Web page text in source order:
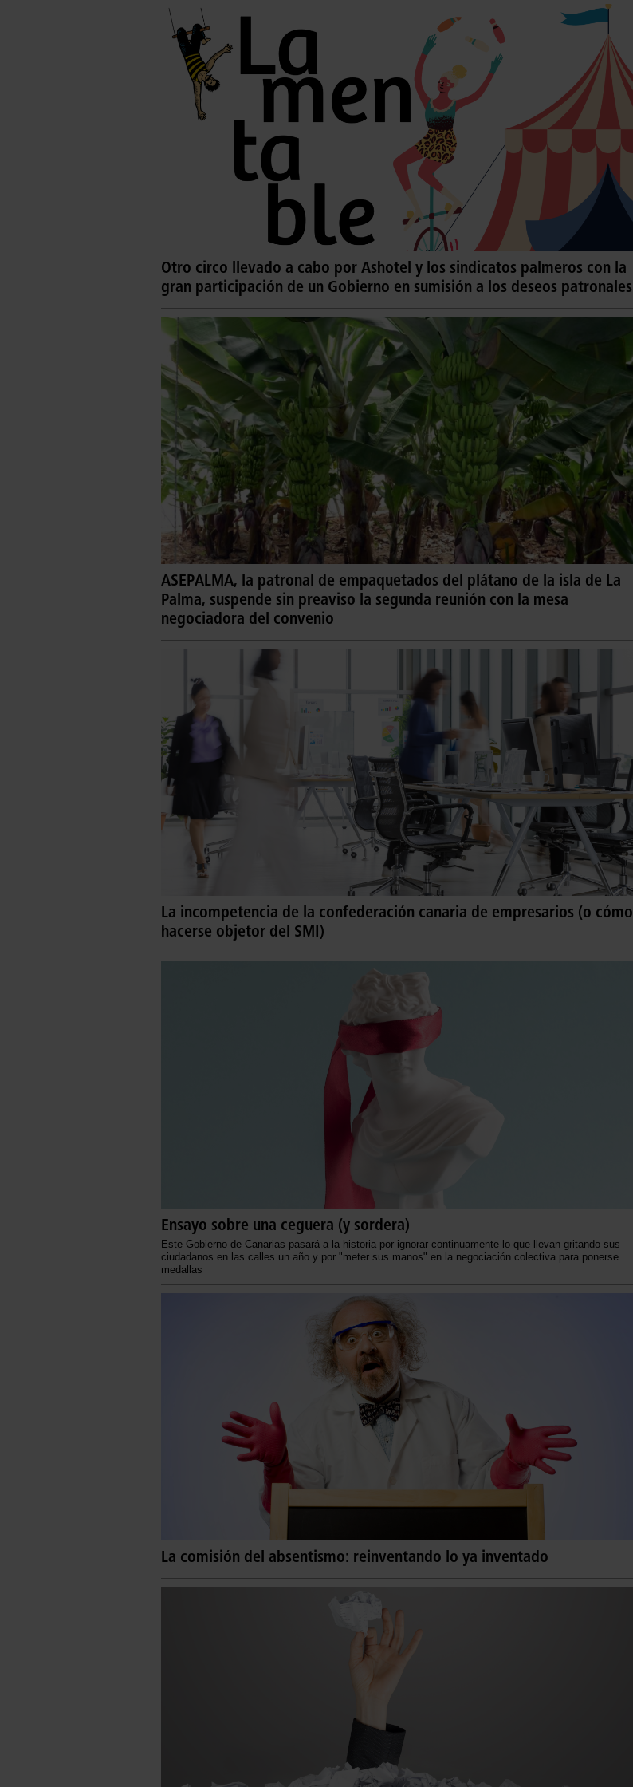
Otro circo llevado a cabo por Ashotel y los sindicatos palmeros con la
gran participación de un Gobierno en sumisión a los deseos patronales
ASEPALMA, la patronal de empaquetados del plátano de la isla de La
Palma, suspende sin preaviso la segunda reunión con la mesa
negociadora del convenio
La incompetencia de la confederación canaria de empresarios (o cómo
hacerse objetor del SMI)
Ensayo sobre una ceguera (y sordera)
Este Gobierno de Canarias pasará a la historia por ignorar continuamente lo que llevan gritando sus
ciudadanos en las calles un año y por "meter sus manos" en la negociación colectiva para ponerse
medallas
La comisión del absentismo: reinventando lo ya inventado